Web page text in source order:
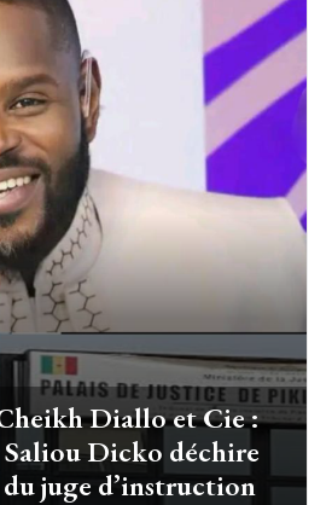
Diallo et Cie :
Dicko déchire
juge d’instruction